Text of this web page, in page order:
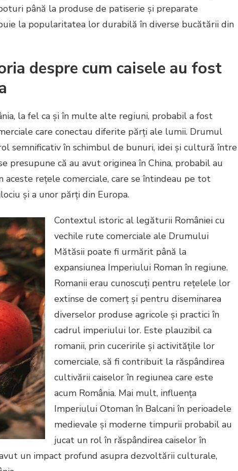
până la produse de patiserie și preparate
la popularitatea lor durabilă în diverse bucătării din
despre cum caisele au fost
la fel ca și în multe alte regiuni, probabil a fost
care conectau diferite părți ale lumii. Drumul
semnificativ în schimbul de bunuri, idei și cultură între
presupune că au avut originea în China, probabil au
aceste rețele comerciale, care se întindeau pe tot
și a unor părți din Europa.
Contextul istoric al legăturii României cu
vechile rute comerciale ale Drumului
Mătăsii poate fi urmărit până la
expansiunea Imperiului Roman în regiune.
Romanii erau cunoscuți pentru rețelele lor
extinse de comerț și pentru diseminarea
diverselor produse agricole și practici în
cadrul imperiului lor. Este plauzibil ca
romanii, prin cuceririle și activitățile lor
comerciale, să fi contribuit la răspândirea
cultivării caiselor în regiunea care este
acum România. Mai mult, influența
Imperiului Otoman în Balcani în perioadele
medievale și moderne timpurii probabil au
jucat un rol în răspândirea caiselor în
un impact profund asupra dezvoltării culturale,